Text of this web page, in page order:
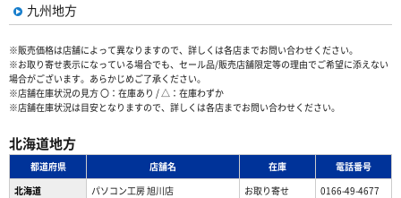
九州地方
※販売価格は店舗によって異なりますので、詳しくは各店までお問い合わせください。
※お取り寄せ表示になっている場合でも、セール品/販売店舗限定等の理由でご希望に添えない
場合がございます。あらかじめご了承ください。
※店舗在庫状況の見方 〇：在庫あり / △：在庫わずか
※店舗在庫状況は目安となりますので、詳しくは各店までお問い合わせください。
北海道地方
都道府県 店舗名 在庫
電話番号
北海道
パソコン工房 旭川店 お取り寄せ
0166-49-4677